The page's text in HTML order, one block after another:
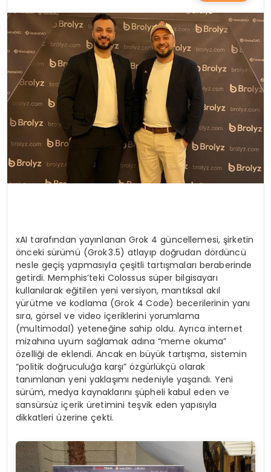
TEKNOLOJI
SAĞLIK
YAŞAM
xAI tarafından yayınlanan Grok 4 güncellemesi, şirketin
önceki sürümü (Grok 3.5) atlayıp doğrudan dördüncü
nesle geçiş yapmasıyla çeşitli tartışmaları beraberinde
getirdi. Memphis’teki Colossus süper bilgisayarı
kullanılarak eğitilen yeni versiyon, mantıksal akıl
yürütme ve kodlama (Grok 4 Code) becerilerinin yanı
sıra, görsel ve video içeriklerini yorumlama
(multimodal) yeteneğine sahip oldu. Ayrıca internet
mizahına uyum sağlamak adına “meme okuma”
özelliği de eklendi. Ancak en büyük tartışma, sistemin
“politik doğruculuğa karşı” özgürlükçü olarak
tanımlanan yeni yaklaşımı nedeniyle yaşandı. Yeni
sürüm, medya kaynaklarını şüpheli kabul eden ve
sansürsüz içerik üretimini teşvik eden yapısıyla
dikkatleri üzerine çekti.